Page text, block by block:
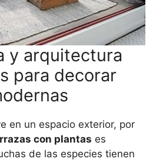
y arquitectura
para decorar
en un espacio exterior, por
con plantas es
de las especies tienen